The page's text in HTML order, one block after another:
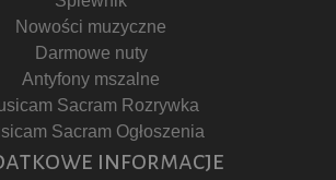
Nowości muzyczne
Darmowe nuty
Antyfony mszalne
Sacram Rozrywka
Sacram Ogłoszenia
informacje